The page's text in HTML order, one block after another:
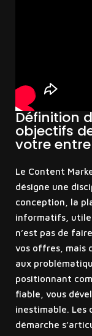
Définition
objectifs
votre
Le Content
désigne une
conception, la
informatifs,
n’est pas de
vos offres, mais
aux
positionnant
fiable, vous
inestimable.
démarche